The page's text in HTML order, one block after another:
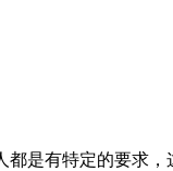
有特定的要求，